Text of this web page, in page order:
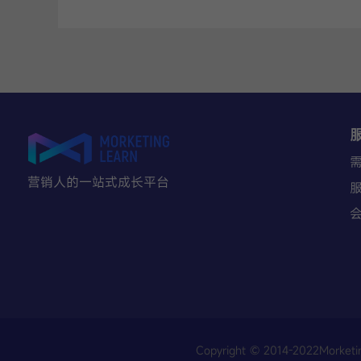
营销人的一站式成长平台
Copyright © 2014-